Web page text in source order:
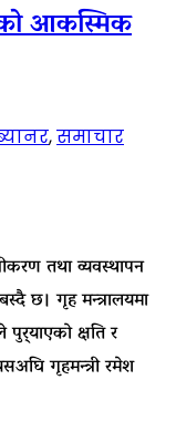
आकस्मिक
,समाचार
तथा व्यवस्थापन
छ। गृह मन्त्रालयमा
क्षति र
गृहमन्त्री रमेश